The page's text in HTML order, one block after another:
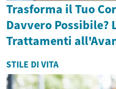
Trasforma il Tuo
Davvero Possibile?
Trattamenti
STILE DI VITA